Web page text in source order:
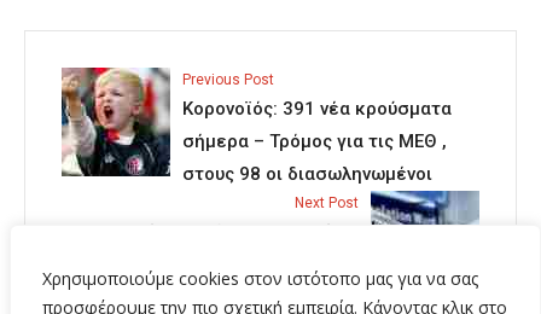
Χρησιμοποιούμε cookies στον ιστότοπο μας για να σας
προσφέρουμε την πιο σχετική εμπειρία. Κάνοντας κλικ στο
Previous Post
Κορονοϊός: 391 νέα κρούσματα
σήμερα – Τρόμος για τις ΜΕΘ ,
στους 98 οι διασωληνωμένοι
Next Post
Κορωνοϊός: 100 διασωληνωμένοι